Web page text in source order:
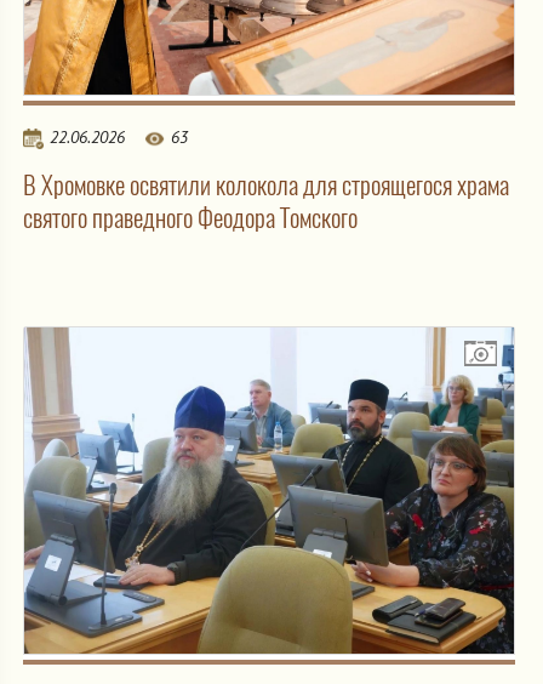
22.06.2026 63
В Хромовке освятили колокола для строящегося храма
святого праведного Феодора Томского